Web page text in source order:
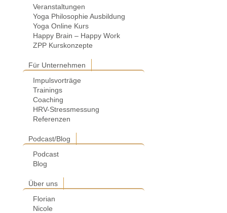
Veranstaltungen
Yoga Philosophie Ausbildung
Yoga Online Kurs
Happy Brain – Happy Work
ZPP Kurskonzepte
Für Unternehmen
Impulsvorträge
Trainings
Coaching
HRV-Stressmessung
Referenzen
Podcast/Blog
Podcast
Blog
Über uns
Florian
Nicole